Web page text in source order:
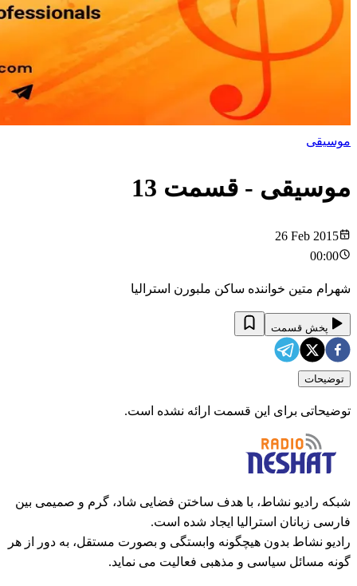
موسیقی
موسیقی - قسمت 13
26 Feb 2015
00:00
شهرام متین خواننده ساکن ملبورن استرالیا
پخش قسمت
توضیحات
توضیحاتی برای این قسمت ارائه نشده است.
شبکه رادیو نشاط، با هدف ساختن فضایی شاد، گرم و صمیمی بین
فارسی زبانان استرالیا ایجاد شده است.
رادیو نشاط بدون هیچگونه وابستگی و بصورت مستقل، به دور از هر
گونه مسائل سیاسی و مذهبی فعالیت می نماید.